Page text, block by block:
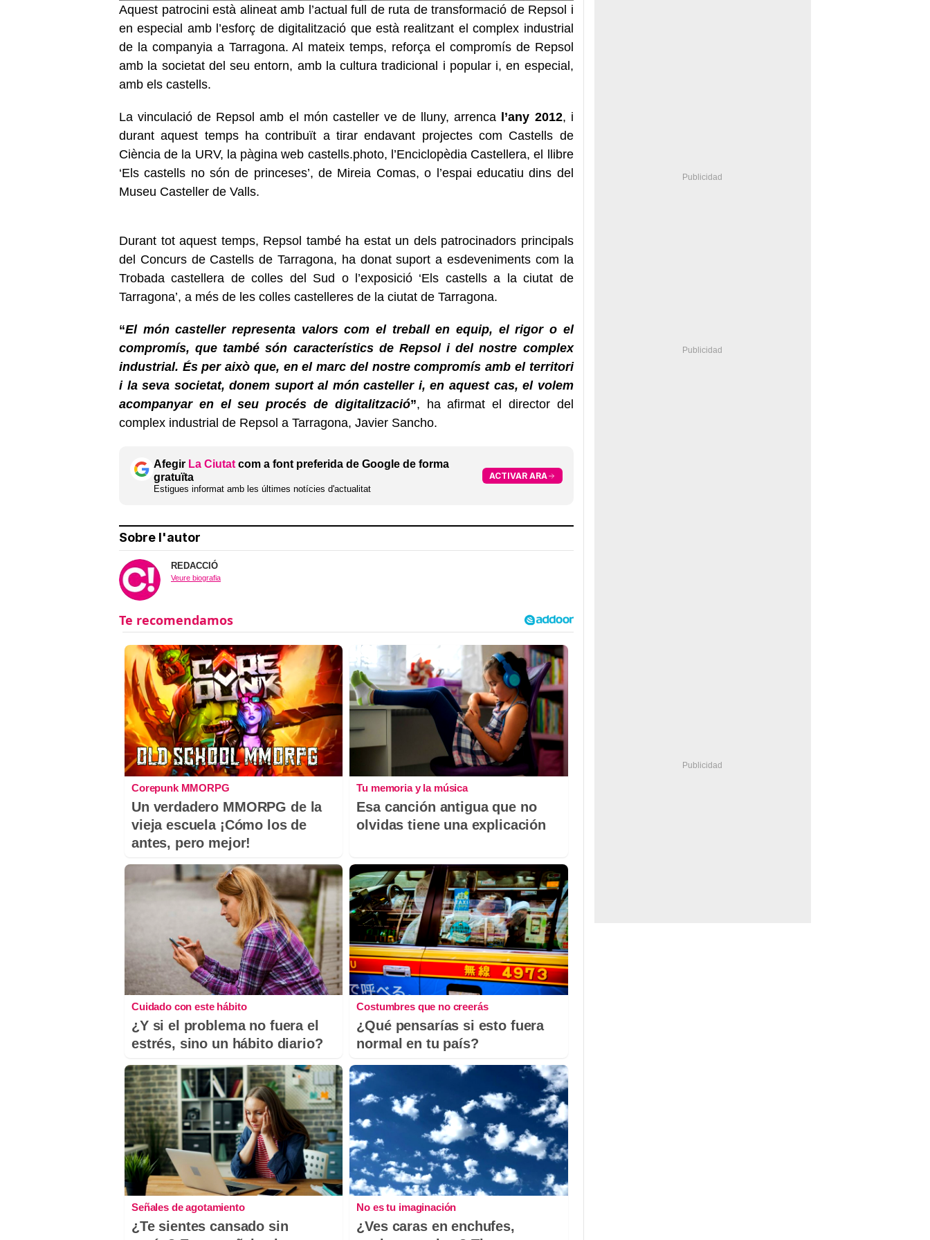
Aquest patrocini està alineat amb l’actual full de ruta de transformació de Repsol i
en especial amb l’esforç de digitalització que està realitzant el complex industrial
de la companyia a Tarragona. Al mateix temps, reforça el compromís de Repsol
amb la societat del seu entorn, amb la cultura tradicional i popular i, en especial,
amb els castells.
La vinculació de Repsol amb el món casteller ve de lluny, arrenca l’any 2012, i
durant aquest temps ha contribuït a tirar endavant projectes com Castells de
Ciència de la URV, la pàgina web castells.photo, l’Enciclopèdia Castellera, el llibre
‘Els castells no són de princeses’, de Mireia Comas, o l’espai educatiu dins del
Museu Casteller de Valls.
Durant tot aquest temps, Repsol també ha estat un dels patrocinadors principals
del Concurs de Castells de Tarragona, ha donat suport a esdeveniments com la
Trobada castellera de colles del Sud o l’exposició ‘Els castells a la ciutat de
Tarragona’, a més de les colles castelleres de la ciutat de Tarragona.
“El món casteller representa valors com el treball en equip, el rigor o el
compromís, que també són característics de Repsol i del nostre complex
industrial. És per això que, en el marc del nostre compromís amb el territori
i la seva societat, donem suport al món casteller i, en aquest cas, el volem
acompanyar en el seu procés de digitalització”, ha afirmat el director del
complex industrial de Repsol a Tarragona, Javier Sancho.
Afegir La Ciutat com a font preferida de Google de forma
gratuïta
Estigues informat amb les últimes notícies d'actualitat
ACTIVAR ARA
Sobre l'autor
REDACCIÓ
Veure biografia
Corepunk MMORPG
Un verdadero MMORPG de la
vieja escuela ¡Cómo los de
antes, pero mejor!
Tu memoria y la música
Esa canción antigua que no
olvidas tiene una explicación
Cuidado con este hábito
¿Y si el problema no fuera el
estrés, sino un hábito diario?
Costumbres que no creerás
¿Qué pensarías si esto fuera
normal en tu país?
Señales de agotamiento
¿Te sientes cansado sin
No es tu imaginación
¿Ves caras en enchufes,